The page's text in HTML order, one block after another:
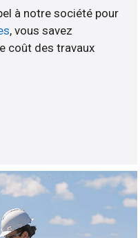
à notre société pour
, vous savez
coût des travaux